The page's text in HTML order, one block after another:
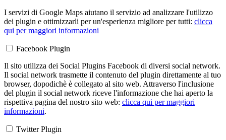
I servizi di Google Maps aiutano il servizio ad analizzare l'utilizzo
dei plugin e ottimizzarli per un'esperienza migliore per tutti: clicca
qui per maggiori informazioni
Facebook Plugin
Il sito utilizza dei Social Plugins Facebook di diversi social network.
Il social network trasmette il contenuto del plugin direttamente al tuo
browser, dopodichè è collegato al sito web. Attraverso l'inclusione
del plugin il social network riceve l'informazione che hai aperto la
rispettiva pagina del nostro sito web: clicca qui per maggiori
informazioni.
Twitter Plugin